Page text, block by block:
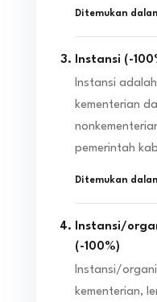
Ditemukan
Instansi ( -100
Instansi
kementerian
pemerintah
Ditemukan
Instansi/
( -100%)
Instansi/
kementerian,